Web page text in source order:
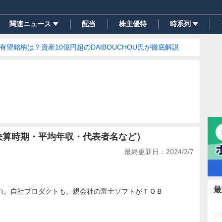
関連ニュース 配当 株主優待 時系列
望銘柄は？資産10億円超のDAIBOUCHOU氏が徹底解説
時期・平均年収・代表者名など）
最終更新日： 2024/2/7
自社プロダクトも。親会社の富士ソフトがＴＯＢ